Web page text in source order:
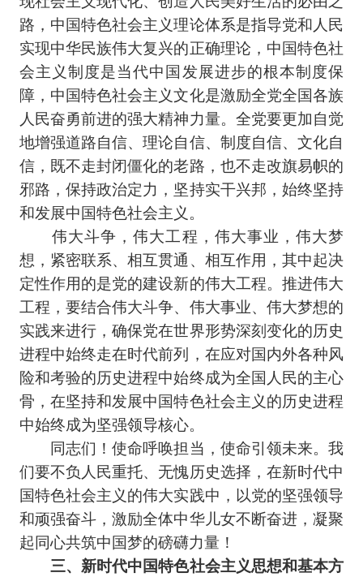
路，中国特色社会主义理论体系是指导党和人民
实现中华民族伟大复兴的正确理论，中国特色社
会主义制度是当代中国发展进步的根本制度保
障，中国特色社会主义文化是激励全党全国各族
人民奋勇前进的强大精神力量。全党要更加自觉
地增强道路自信、理论自信、制度自信、文化自
信，既不走封闭僵化的老路，也不走改旗易帜的
邪路，保持政治定力，坚持实干兴邦，始终坚持
和发展中国特色社会主义。
伟大斗争，伟大工程，伟大事业，伟大梦
想，紧密联系、相互贯通、相互作用，其中起决
定性作用的是党的建设新的伟大工程。推进伟大
工程，要结合伟大斗争、伟大事业、伟大梦想的
实践来进行，确保党在世界形势深刻变化的历史
进程中始终走在时代前列，在应对国内外各种风
险和考验的历史进程中始终成为全国人民的主心
骨，在坚持和发展中国特色社会主义的历史进程
中始终成为坚强领导核心。
同志们！使命呼唤担当，使命引领未来。我
们要不负人民重托、无愧历史选择，在新时代中
国特色社会主义的伟大实践中，以党的坚强领导
和顽强奋斗，激励全体中华儿女不断奋进，凝聚
起同心共筑中国梦的磅礴力量！
三、新时代中国特色社会主义思想和基本方